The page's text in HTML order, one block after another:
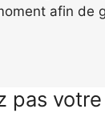
afin de
pas